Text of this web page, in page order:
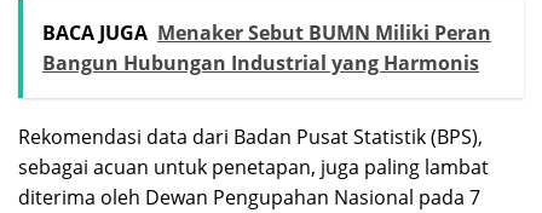
BACA JUGA Menaker Sebut BUMN Miliki Peran
Bangun Hubungan Industrial yang Harmonis
Rekomendasi data dari Badan Pusat Statistik (BPS),
sebagai acuan untuk penetapan, juga paling lambat
diterima oleh Dewan Pengupahan Nasional pada 7